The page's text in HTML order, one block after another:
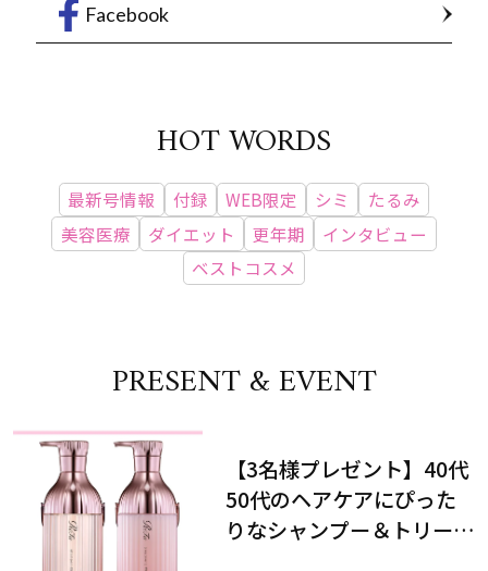
Facebook
HOT WORDS
最新号情報 付録 WEB限定 シミ
たるみ
美容医療
ダイエット 更年期
インタビュー
ベストコスメ
PRESENT & EVENT
【3名様プレゼント】40代
50代のヘアケアにぴった
りなシャンプー＆トリート